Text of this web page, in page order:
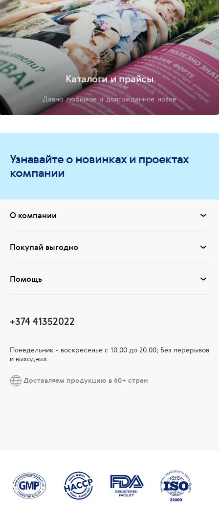
Каталоги и прайсы
Давно любимое и долгожданное новое
Узнавайте о новинках и проектах
компании
О компании
Покупай выгодно
Помощь
+374 41352022
Понедельник - воскресенье с 10.00 до 20.00; Без перерывов
и выходных.
Доставляем продукцию в 60+ стран